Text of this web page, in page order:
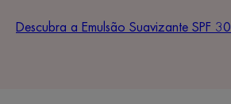
Descubra a Emulsão Suavizante SPF 30